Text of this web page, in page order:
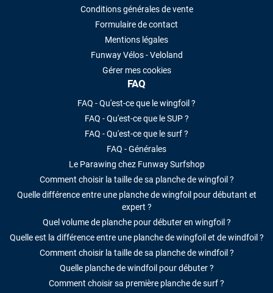
Conditions générales de vente
Formulaire de contact
Mentions légales
Funway Vélos - Veloland
Gérer mes cookies
FAQ
FAQ - Qu'est-ce que le wingfoil ?
FAQ - Qu'est-ce que le SUP ?
FAQ - Qu'est-ce que le surf ?
FAQ - Générales
Le Parawing chez Funway Surfshop
Comment choisir la taille de sa planche de wingfoil ?
Quelle différence entre une planche de wingfoil pour débutant et
expert ?
Quel volume de planche pour débuter en wingfoil ?
Quelle est la différence entre une planche de wingfoil et de windfoil ?
Comment choisir la taille de sa planche de windfoil ?
Quelle planche de windfoil pour débuter ?
Comment choisir sa première planche de surf ?